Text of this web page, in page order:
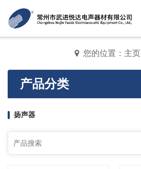
您的位置：主页
产品分类
扬声器